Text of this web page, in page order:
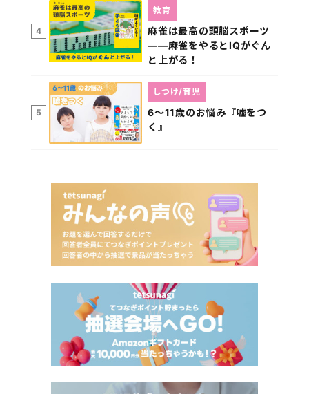
4
麻雀は最高の頭脳スポーツ
――麻雀をやるとIQがぐん
と上がる！
教育
5
6～11歳のお悩み『嘘をつ
く』
しつけ/育児